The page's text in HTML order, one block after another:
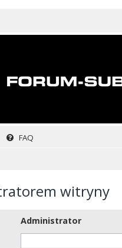
FAQ
witryny
Administrator